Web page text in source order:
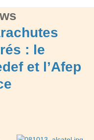
: le
et l’Afep